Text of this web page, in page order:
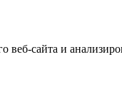
сайта и